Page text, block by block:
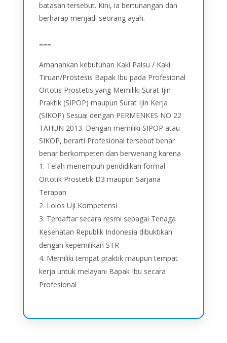
batasan tersebut. Kini, ia bertunangan dan
berharap menjadi seorang ayah.
===
Amanahkan kebutuhan Kaki Palsu / Kaki
Tiruan/Prostesis Bapak Ibu pada Profesional
Ortotis Prostetis yang Memiliki Surat Ijin
Praktik (SIPOP) maupun Surat Ijin Kerja
(SIKOP) Sesuai dengan PERMENKES NO 22
TAHUN 2013. Dengan memiliki SIPOP atau
SIKOP, berarti Profesional tersebut benar
benar berkompeten dan berwenang karena
Telah menempuh pendidikan formal
Ortotik Prostetik D3 maupun Sarjana
Terapan
Lolos Uji Kompetensi
Terdaftar secara resmi sebagai Tenaga
Kesehatan Republik Indonesia dibuktikan
dengan kepemilikan STR
Memiliki tempat praktik maupun tempat
kerja untuk melayani Bapak Ibu secara
Profesional